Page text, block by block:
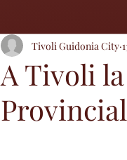
A Tivoli
Tivoli Guidonia City